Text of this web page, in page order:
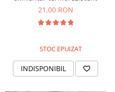
21,00 RON
STOC EPUIZAT
INDISPONIBIL